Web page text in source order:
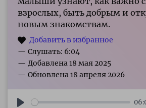
взрослых, быть добрым и
новым знакомствам.
— Слушать: 6:04